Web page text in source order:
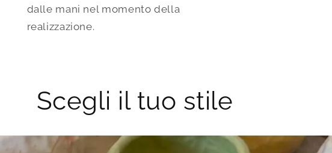
dalle mani nel momento della
realizzazione.
Scegli il tuo stile